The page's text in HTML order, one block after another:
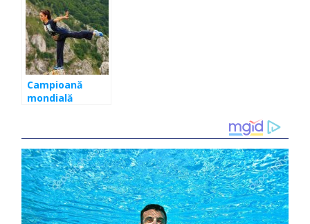
oficială făcută
de Ministerul
Sănătăţii
Campioană
mondială
coronavirusul.
Gimnasta îşi
scoate la
licitaţie
treningul de
campioană
mondială